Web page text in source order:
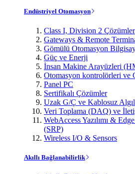
Endüstriyel Otomasyon
Class I, Division 2 Çözümler
Gateways & Remote
Gömülü Otomasyon
Güç ve Enerji
İnsan Makine Arayüzleri
Otomasyon kontrolörleri ve
Panel PC
Sertifikalı Çözümler
Uzak G/Ç ve Kablosuz
Veri Toplama (DAQ) ve
WebAccess Yazılımı &
(SRP)
Wireless I/O & Sensors
Akıllı Bağlanabilirlik